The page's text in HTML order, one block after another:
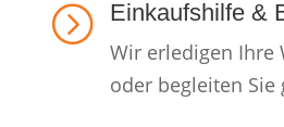
= Einkaufshilfe &
Wir erledigen Ihre
oder begleiten Sie